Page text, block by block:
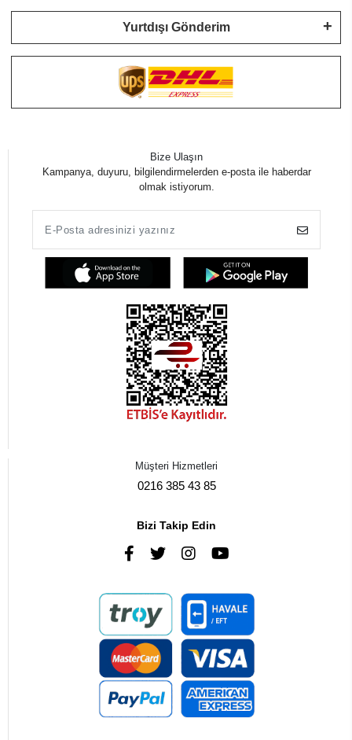
Yurtdışı Gönderim
Bize Ulaşın
Kampanya, duyuru, bilgilendirmelerden e-posta ile haberdar
olmak istiyorum.
Müşteri Hizmetleri
0216 385 43 85
Bizi Takip Edin